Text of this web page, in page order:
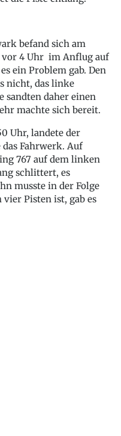
befand sich am
4 Uhr im Anflug auf
ein Problem gab. Den
nicht, das linke
sandten daher einen
machte sich bereit.
Uhr, landete der
das Fahrwerk. Auf
767 auf dem linken
schlittert, es
musste in der Folge
vier Pisten ist, gab es